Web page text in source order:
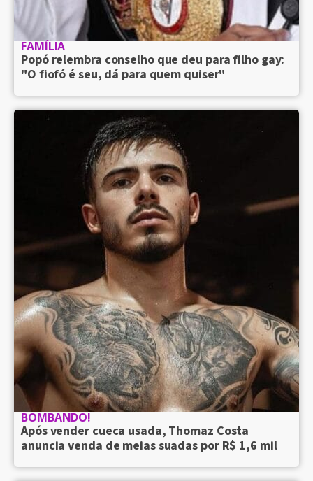
FAMÍLIA
Popó relembra conselho que deu para filho gay:
"O fiofó é seu, dá para quem quiser"
BOMBANDO!
Após vender cueca usada, Thomaz Costa
anuncia venda de meias suadas por R$ 1,6 mil